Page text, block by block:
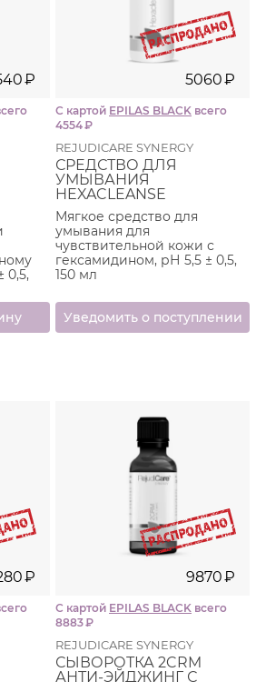
₽
0,5,
5060₽
С картой EPILAS BLACK всего
4554₽
REJUDICARE SYNERGY
СРЕДСТВО ДЛЯ
УМЫВАНИЯ
HEXACLEANSE
Мягкое средство для
умывания для
чувствительной кожи с
гексамидином, рН 5,5 ± 0,5,
150 мл
₽ 9870₽
С картой EPILAS BLACK всего
8883₽
REJUDICARE SYNERGY
СЫВОРОТКА 2CRM
АНТИ-ЭЙДЖИНГ С